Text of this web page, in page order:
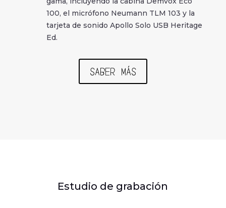
100, el micrófono Neumann TLM 103 y la
tarjeta de sonido Apollo Solo USB Heritage
Ed.
SABER MÁS
Estudio de grabación